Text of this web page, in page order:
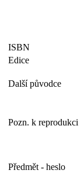
ISBN
Edice
Další původce
Pozn. k reprodukci
Předmět - heslo